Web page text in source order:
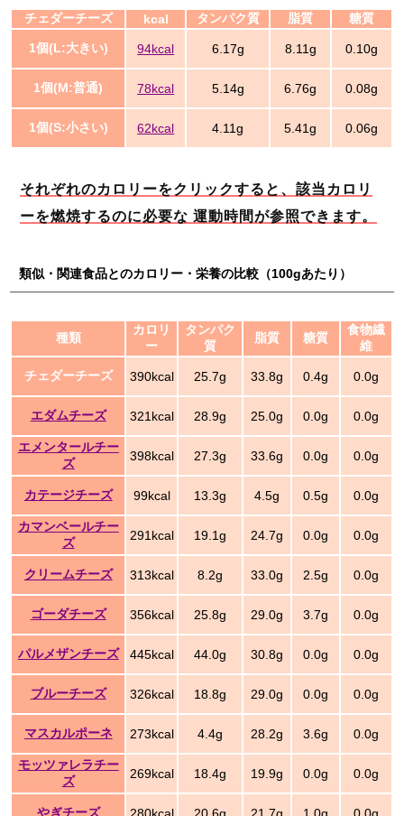
チェダーチーズ kcal タンパク質 脂質 糖質
1個(L:大きい) 94kcal 6.17g 8.11g 0.10g
1個(M:普通) 78kcal 5.14g 6.76g 0.08g
1個(S:小さい) 62kcal 4.11g 5.41g 0.06g
それぞれのカロリーをクリックすると、該当カロリ
ーを燃焼するのに必要な 運動時間が参照できます。
類似・関連食品とのカロリー・栄養の比較（100gあたり）
種類
カロリ
ー
タンパク
質
脂質 糖質
食物繊
維
チェダーチーズ 390kcal 25.7g 33.8g 0.4g 0.0g
エダムチーズ 321kcal 28.9g 25.0g 0.0g 0.0g
エメンタールチー
ズ
398kcal 27.3g 33.6g 0.0g 0.0g
カテージチーズ 99kcal 13.3g 4.5g 0.5g 0.0g
カマンベールチー
ズ
291kcal 19.1g 24.7g 0.0g 0.0g
クリームチーズ 313kcal 8.2g 33.0g 2.5g 0.0g
ゴーダチーズ 356kcal 25.8g 29.0g 3.7g 0.0g
パルメザンチーズ 445kcal 44.0g 30.8g 0.0g 0.0g
ブルーチーズ 326kcal 18.8g 29.0g 0.0g 0.0g
マスカルポーネ 273kcal 4.4g 28.2g 3.6g 0.0g
モッツァレラチー
ズ
269kcal 18.4g 19.9g 0.0g 0.0g
やぎチーズ